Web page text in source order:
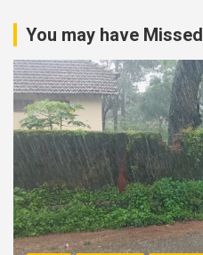
You may have Missed